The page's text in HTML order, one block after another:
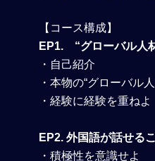
【コース構成】
EP1. “グローバル人
・自己紹介
・本物の“グローバル
・経験に経験を重ねよ
EP2. 外国語が話せる
・積極性を意識せよ